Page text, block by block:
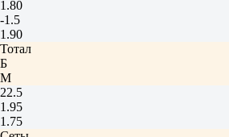
1.80
-1.5
1.90
Тотал
Б
М
22.5
1.95
1.75